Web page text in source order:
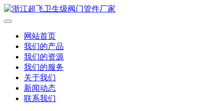
网站首页
我们的产品
我们的资源
我们的服务
关于我们
新闻动态
联系我们